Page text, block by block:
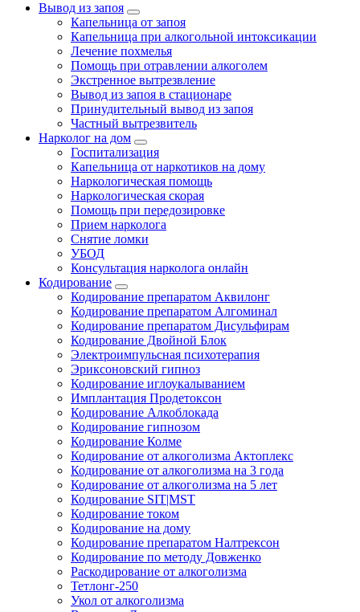
Вывод из запоя
Капельница от запоя
Капельница при алкогольной интоксикации
Лечение похмелья
Помощь при отравлении алкоголем
Экстренное вытрезвление
Вывод из запоя в стационаре
Принудительный вывод из запоя
Частный вытрезвитель
Нарколог на дом
Госпитализация
Капельница от наркотиков на дому
Наркологическая помощь
Наркологическая скорая
Помощь при передозировке
Прием нарколога
Снятие ломки
УБОД
Консультация нарколога онлайн
Кодирование
Кодирование препаратом Аквилонг
Кодирование препаратом Алгоминал
Кодирование препаратом Дисульфирам
Кодирование Двойной Блок
Электроимпульсная психотерапия
Эриксоновский гипноз
Кодирование иглоукалыванием
Имплантация Продетоксон
Кодирование Алкоблокада
Кодирование гипнозом
Кодирование Колме
Кодирование от алкоголизма Актоплекс
Кодирование от алкоголизма на 3 года
Кодирование от алкоголизма на 5 лет
Кодирование SIT|MST
Кодирование током
Кодирование на дому
Кодирование препаратом Налтрексон
Кодирование по методу Довженко
Раскодирование от алкоголизма
Тетлонг-250
Укол от алкоголизма